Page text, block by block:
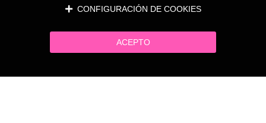
CONFIGURACIÓN DE COOKIES
ACEPTO